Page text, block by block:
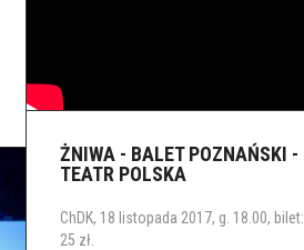
ŻNIWA - BALET POZNAŃSKI -
TEATR POLSKA
ChDK, 18 listopada 2017, g. 18.00, bilet:
25 zł.